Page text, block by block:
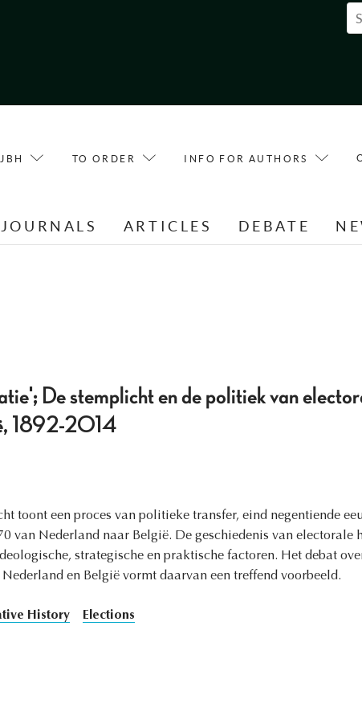
TO ORDER INFO FOR AUTHORS
JOURNALS ARTICLES DEBATE
De stemplicht en de politiek van
1892-2014
toont een proces van politieke transfer, eind negentiende
van Nederland naar België. De geschiedenis van electorale
strategische en praktische factoren. Het debat
en België vormt daarvan een treffend voorbeeld.
History Elections